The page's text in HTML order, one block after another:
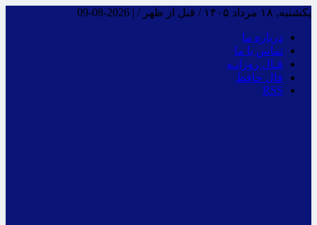
یکشنبه, ۱۸ مرداد ۱۴۰۵ / قبل از ظهر / |
2026-08-09
درباره ما
تماس با ما
فـال روزانـه
فال حافظ
RSS